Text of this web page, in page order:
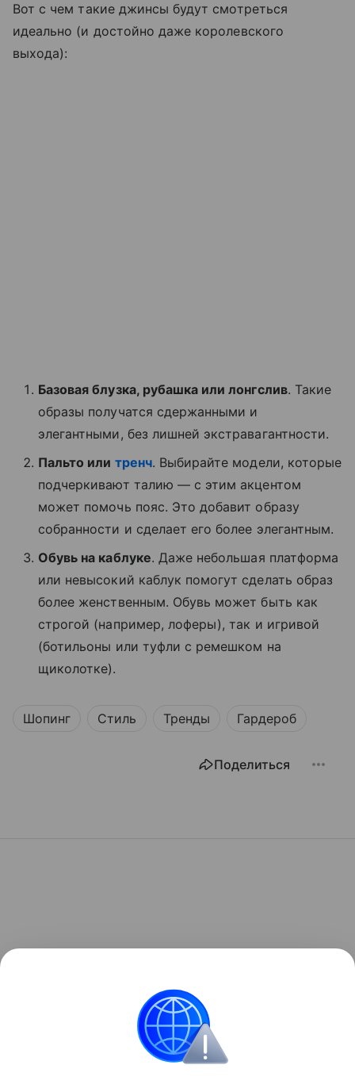
Вот с чем такие джинсы будут смотреться
идеально (и достойно даже королевского
выхода):
Базовая блузка, рубашка или лонгслив. Такие
образы получатся сдержанными и
элегантными, без лишней экстравагантности.
Пальто или тренч. Выбирайте модели, которые
подчеркивают талию — с этим акцентом
может помочь пояс. Это добавит образу
собранности и сделает его более элегантным.
Обувь на каблуке. Даже небольшая платформа
или невысокий каблук помогут сделать образ
более женственным. Обувь может быть как
строгой (например, лоферы), так и игривой
(ботильоны или туфли с ремешком на
щиколотке).
Шопинг Стиль Тренды Гардероб
Поделиться